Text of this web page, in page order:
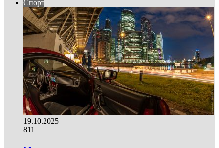
Спорт
19.10.2025
811